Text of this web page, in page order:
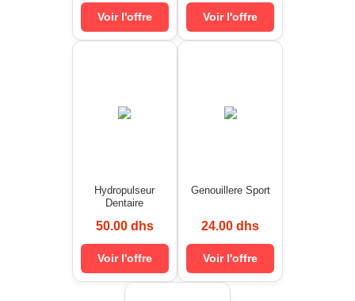
Voir l'offre Voir l'offre
Hydropulseur
Dentaire
50.00 dhs
Voir l'offre
Genouillere Sport
24.00 dhs
Voir l'offre